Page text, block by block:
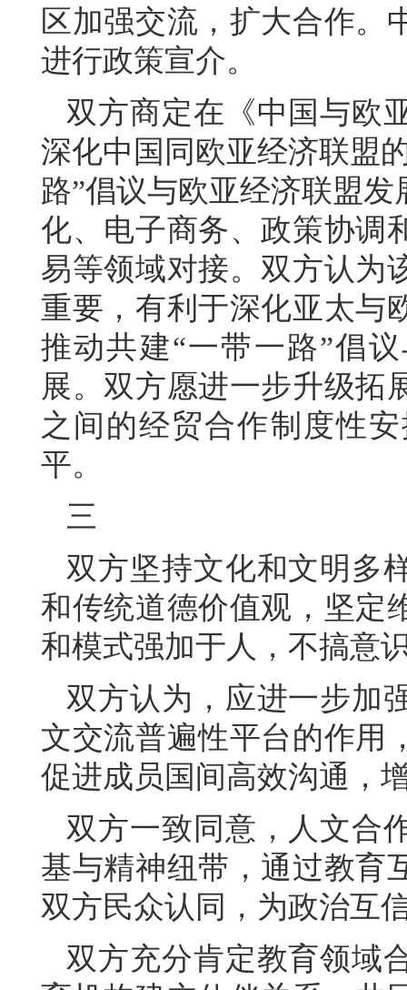
区加强交流，扩大合作。
进行政策宣介。
双方商定在《中国与欧
深化中国同欧亚经济联盟
路”倡议与欧亚经济联盟
化、电子商务、政策协调
易等领域对接。双方认为
重要，有利于深化亚太与
推动共建“一带一路”倡
展。双方愿进一步升级拓
之间的经贸合作制度性
平。
三
双方坚持文化和文明多
和传统道德价值观，坚定
和模式强加于人，不搞意
双方认为，应进一步加
文交流普遍性平台的作用
促进成员国间高效沟通，
双方一致同意，人文合
基与精神纽带，通过教育
双方民众认同，为政治互
双方充分肯定教育领域